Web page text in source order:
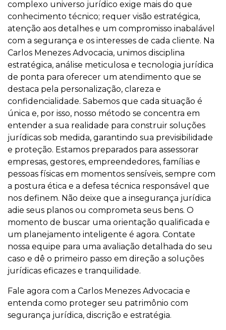
complexo universo jurídico exige mais do que
conhecimento técnico; requer visão estratégica,
atenção aos detalhes e um compromisso inabalável
com a segurança e os interesses de cada cliente. Na
Carlos Menezes Advocacia, unimos disciplina
estratégica, análise meticulosa e tecnologia jurídica
de ponta para oferecer um atendimento que se
destaca pela personalização, clareza e
confidencialidade. Sabemos que cada situação é
única e, por isso, nosso método se concentra em
entender a sua realidade para construir soluções
jurídicas sob medida, garantindo sua previsibilidade
e proteção. Estamos preparados para assessorar
empresas, gestores, empreendedores, famílias e
pessoas físicas em momentos sensíveis, sempre com
a postura ética e a defesa técnica responsável que
nos definem. Não deixe que a insegurança jurídica
adie seus planos ou comprometa seus bens. O
momento de buscar uma orientação qualificada e
um planejamento inteligente é agora. Contate
nossa equipe para uma avaliação detalhada do seu
caso e dê o primeiro passo em direção a soluções
jurídicas eficazes e tranquilidade.
Fale agora com a Carlos Menezes Advocacia e
entenda como proteger seu patrimônio com
segurança jurídica, discrição e estratégia.